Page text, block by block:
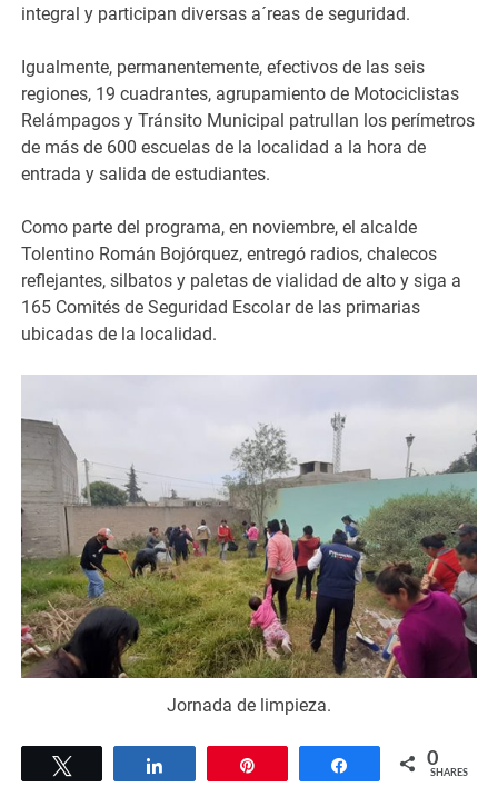
integral y participan diversas a´reas de seguridad.
Igualmente, permanentemente, efectivos de las seis
regiones, 19 cuadrantes, agrupamiento de Motociclistas
Relámpagos y Tránsito Municipal patrullan los perímetros
de más de 600 escuelas de la localidad a la hora de
entrada y salida de estudiantes.
Como parte del programa, en noviembre, el alcalde
Tolentino Román Bojórquez, entregó radios, chalecos
reflejantes, silbatos y paletas de vialidad de alto y siga a
165 Comités de Seguridad Escolar de las primarias
ubicadas de la localidad.
Jornada de limpieza.
Share 0
SHARES